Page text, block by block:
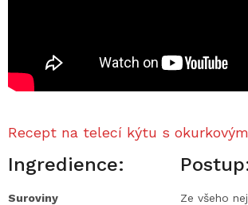
Recept na telecí kýtu s
Ingredience:
Suroviny
Ze všeho